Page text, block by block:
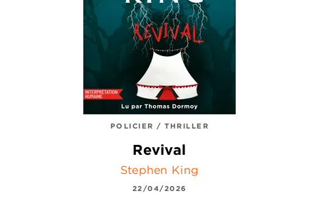
POLICIER / THRILLER
Revival
Stephen King
22/04/2026